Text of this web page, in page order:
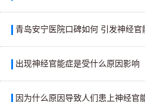
青岛安宁医院口碑如何 引发神经官
出现神经官能症是受什么原因影响
因为什么原因导致人们患上神经官